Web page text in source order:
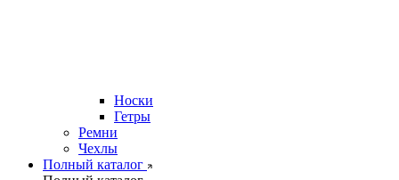
Носки
Гетры
Ремни
Чехлы
Полный каталог